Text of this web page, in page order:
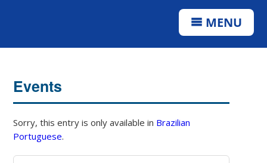
MENU
Events
Sorry, this entry is only available in Brazilian
Portuguese.